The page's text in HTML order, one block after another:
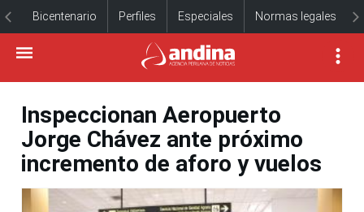
Bicentenario Perfiles Especiales Normas legales
Inspeccionan Aeropuerto
Jorge Chávez ante próximo
incremento de aforo y vuelos